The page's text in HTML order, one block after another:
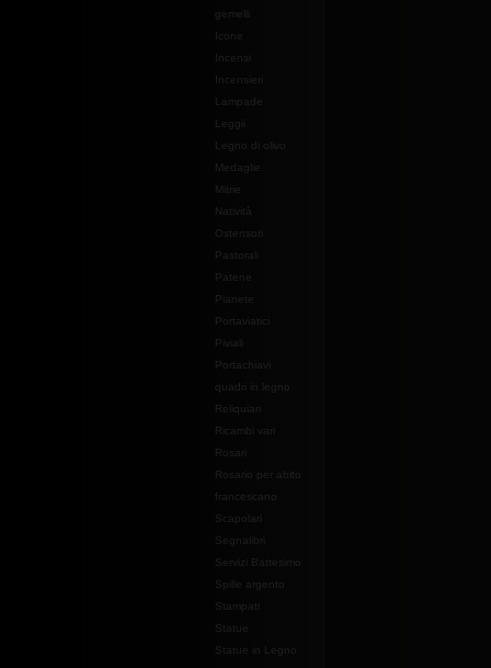
gemelli
Leggii
Legno di olivo
Medaglie
Mitrie
Natività
Ostensori
Pastorali
Patene
Pianete
Portaviatici
Piviali
Portachiavi
quadri in legno
Reliquiari
Ricambi vari
Rosari
Rosario per abito
francescano
Scapolari
Segnalibri
Servizi Battesimo
Spille argento
Stampati
Statue
Statue in Legno